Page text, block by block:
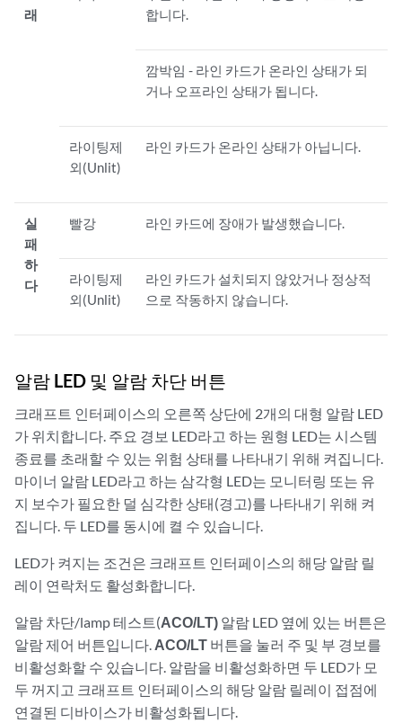
래
합니다.
깜박임 - 라인 카드가 온라인 상태가 되
거나 오프라인 상태가 됩니다.
라이팅제
외(Unlit)
라인 카드가 온라인 상태가 아닙니다.
실
패
하
다
빨강 라인 카드에 장애가 발생했습니다.
라이팅제
외(Unlit)
라인 카드가 설치되지 않았거나 정상적
으로 작동하지 않습니다.
알람 LED 및 알람 차단 버튼
크래프트 인터페이스의 오른쪽 상단에 2개의 대형 알람 LED
가 위치합니다. 주요 경보 LED라고 하는 원형 LED는 시스템
종료를 초래할 수 있는 위험 상태를 나타내기 위해 켜집니다.
마이너 알람 LED라고 하는 삼각형 LED는 모니터링 또는 유
지 보수가 필요한 덜 심각한 상태(경고)를 나타내기 위해 켜
집니다. 두 LED를 동시에 켤 수 있습니다.
LED가 켜지는 조건은 크래프트 인터페이스의 해당 알람 릴
레이 연락처도 활성화합니다.
알람 차단/lamp 테스트(ACO/LT) 알람 LED 옆에 있는 버튼은
알람 제어 버튼입니다. ACO/LT 버튼을 눌러 주 및 부 경보를
비활성화할 수 있습니다. 알람을 비활성화하면 두 LED가 모
두 꺼지고 크래프트 인터페이스의 해당 알람 릴레이 접점에
연결된 디바이스가 비활성화됩니다.